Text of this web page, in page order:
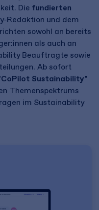
Die fundierten
Redaktion und dem
sowohl an bereits
als auch an
Beauftragte sowie
Ab sofort
Sustainability"
Themenspektrums
im Sustainability